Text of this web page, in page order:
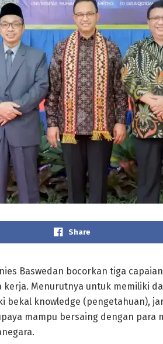
Share
Baswedan bocorkan tiga
Menurutnya untuk memiliki
bekal knowledge (pengetahuan),
mampu bersaing dengan para